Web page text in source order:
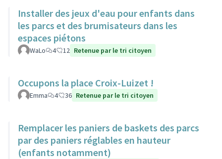
Installer des jeux d'eau pour enfants dans
les parcs et des brumisateurs dans les
espaces piétons
WaLo 4 12 Retenue par le tri citoyen
Occupons la place Croix-Luizet !
Emma 4 36 Retenue par le tri citoyen
Remplacer les paniers de baskets des parcs
par des paniers réglables en hauteur
(enfants notamment)